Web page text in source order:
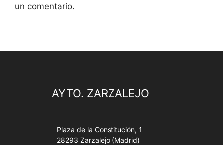
un comentario.
AYTO. ZARZALEJO
Plaza de la Constitución, 1
28293 Zarzalejo (Madrid)